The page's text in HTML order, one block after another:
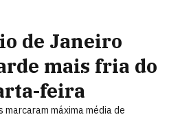
de Janeiro
mais fria do
feira
marcaram máxima média de